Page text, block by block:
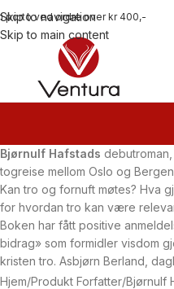
Skip to navigation
Skip to main content
porto ved ordre over kr 400,-
Bjørnulf Hafstads debutroman,
togreise mellom Oslo og
Kan tro og fornuft møtes? Hva
for hvordan tro kan være
Boken har fått positive
bidrag» som formidler visdom
kristen tro. Asbjørn Berland,
Hjem Produkt Forfatter Bjørnulf